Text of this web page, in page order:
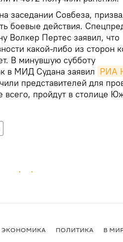
заседании Совбеза,
боевые действия.
Волкер Пертес заявил, что
какой-либо из сторон
В минувшую субботу
в МИД Судана заявил РИА
представителей для
всего, пройдут в столице
ЭКОНОМИКА ПОЛИТИКА В